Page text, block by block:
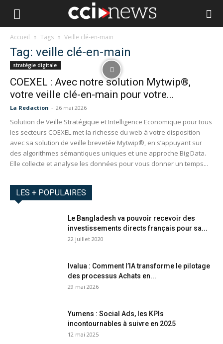
Accueil Tags Veille clé-en-main
Tag: veille clé-en-main
stratégie digitale
COEXEL : Avec notre solution Mytwip®,
votre veille clé-en-main pour votre...
La Redaction - 26 mai 2026
Solution de Veille Stratégique et Intelligence Economique pour tous
les secteurs COEXEL met la richesse du web à votre disposition
avec sa solution de veille brevetée Mytwip®, en s’appuyant sur
des algorithmes sémantiques uniques et une approche Big Data.
Elle collecte et analyse les données pour vous donner un temps...
LES + POPULAIRES
Le Bangladesh va pouvoir recevoir des
investissements directs français pour sa...
22 juillet 2020
Ivalua : Comment l’IA transforme le pilotage
des processus Achats en...
29 mai 2026
Yumens : Social Ads, les KPIs
incontournables à suivre en 2025
12 mai 2025